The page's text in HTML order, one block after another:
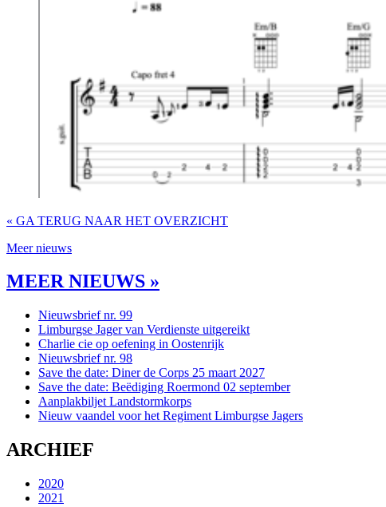
« GA TERUG NAAR HET OVERZICHT
Meer nieuws
MEER NIEUWS »
Nieuwsbrief nr. 99
Limburgse Jager van Verdienste uitgereikt
Charlie cie op oefening in Oostenrijk
Nieuwsbrief nr. 98
Save the date: Diner de Corps 25 maart 2027
Save the date: Beëdiging Roermond 02 september
Aanplakbiljet Landstormkorps
Nieuw vaandel voor het Regiment Limburgse Jagers
ARCHIEF
2020
2021